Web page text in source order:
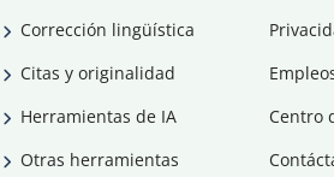
Corrección lingüística
Citas y originalidad
Herramientas de IA
Otras herramientas
Centro